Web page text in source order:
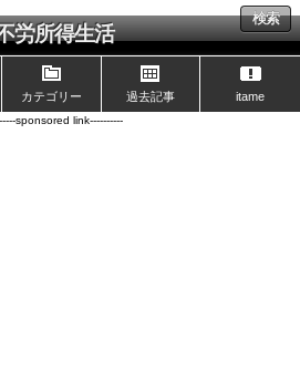
労所得生活
検索
カテゴリー 過去記事 itame
sponsored link----------